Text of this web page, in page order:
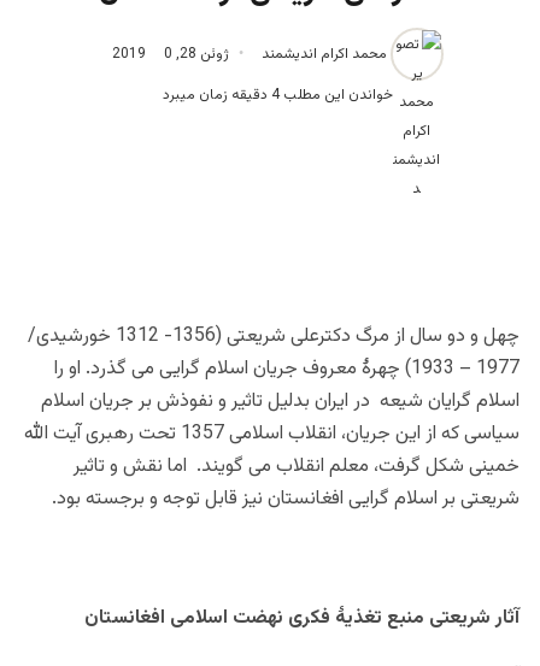
محمد اکرام اندیشمند ژوئن 28, 2019
0
خواندن این مطلب 4 دقیقه زمان میبرد
محمد اکرام اندیشمند، نویسنده و پژوهشگر
چهل و دو سال از مرگ دکترعلی شریعتی (1356- 1312 خورشیدی/
1977 – 1933) چهرۀ معروف جریان اسلام گرایی می گذرد. او را
اسلام گرایان شیعه در ایران بدلیل تاثیر و نفوذش بر جریان اسلام
سیاسی که از این جریان، انقلاب اسلامی 1357 تحت رهبری آیت الله
خمینی شکل گرفت، معلم انقلاب می گویند. اما نقش و تاثیر
شریعتی بر اسلام گرایی افغانستان نیز قابل توجه و برجسته بود.
آثار شریعتی منبع تغذیۀ فکری نهضت اسلامی افغانستان